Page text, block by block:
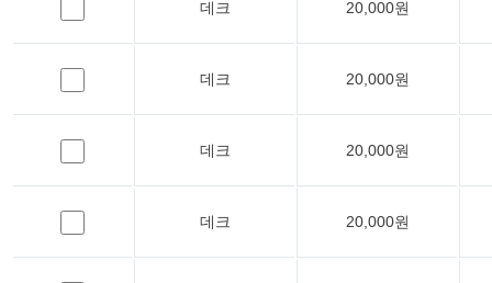
데크 20,000원
데크 20,000원
데크 20,000원
데크 20,000원